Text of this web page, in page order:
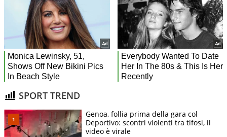
SPORT TREND
Genoa, follia prima della gara col
Deportivo: scontri violenti tra tifosi, il
video è virale